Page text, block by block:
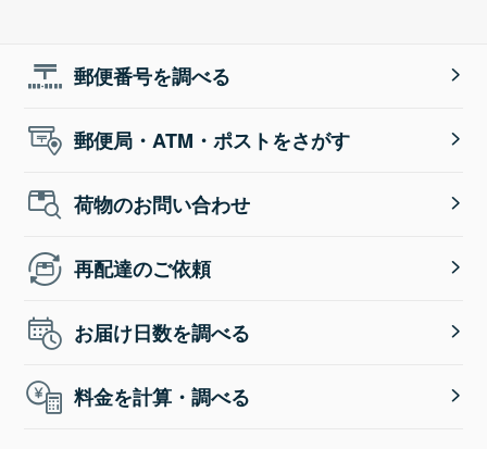
郵便番号を調べる
郵便局・ATM・ポストをさがす
荷物のお問い合わせ
再配達のご依頼
お届け日数を調べる
料金を計算・調べる